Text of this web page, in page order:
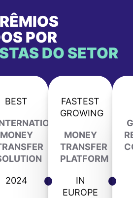
POR
DO SETOR
BEST
MONEY
2024
FASTEST
GROWING
MONEY
TRANSFER
PLATFORM
IN
EUROPE